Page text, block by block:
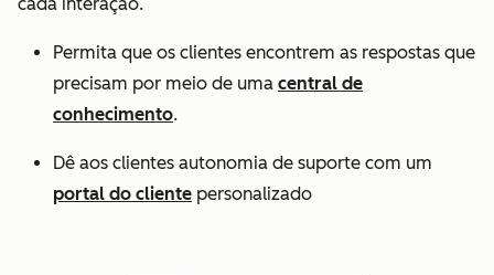
Permita que os clientes encontrem as respostas que
precisam por meio de uma central de
conhecimento.
Dê aos clientes autonomia de suporte com um
portal do cliente personalizado